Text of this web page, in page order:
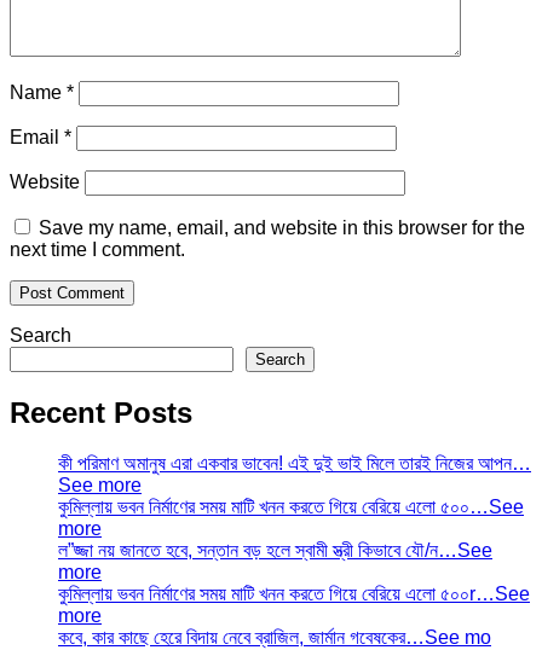
Name *
Email *
Website
Save my name, email, and website in this browser for the
next time I comment.
Search
Search
Recent Posts
কী পরিমাণ অমানুষ এরা একবার ভাবেন! এই দুই ভাই মিলে তারই নিজের আপন…
See more
কুমিল্লায় ভবন নির্মাণের সময় মাটি খনন করতে গিয়ে বেরিয়ে এলো ৫০০…See
more
ল”জ্জা নয় জানতে হবে, সন্তান বড় হলে স্বামী স্ত্রী কিভাবে যৌ/ন…See
more
কুমিল্লায় ভবন নির্মাণের সময় মাটি খনন করতে গিয়ে বেরিয়ে এলো ৫০০r…See
more
কবে, কার কাছে হেরে বিদায় নেবে ব্রাজিল, জার্মান গবেষকের…See mo